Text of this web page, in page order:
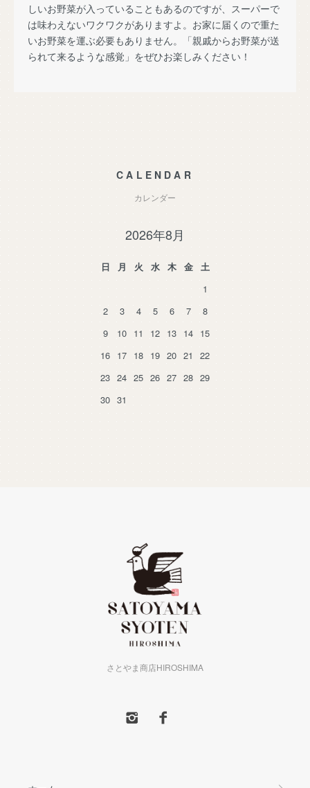
しいお野菜が入っていることもあるのですが、スーパーで
は味わえないワクワクがありますよ。お家に届くので重た
いお野菜を運ぶ必要もありません。「親戚からお野菜が送
られて来るような感覚」をぜひお楽しみください！
CALENDAR
カレンダー
2026年8月
日 月 火 水 木 金
土
1
2
3 4 5 6 7
8
9
10 11 12 13 14 15
16 17 18 19 20 21
22
23 24 25 26 27 28 29
30 31
さとやま商店HIROSHIMA